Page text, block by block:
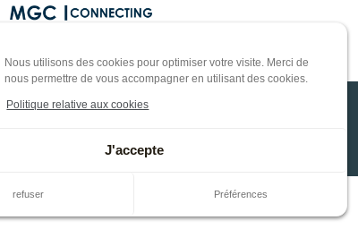
Nous utilisons des cookies pour optimiser votre visite. Merci de
nous permettre de vous accompagner en utilisant des cookies.
Politique relative aux cookies
J'accepte
refuser Préférences